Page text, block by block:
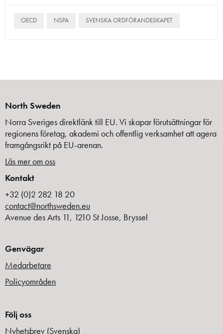
OECD NSPA SVENSKA ORDFÖRANDESKAPET
North Sweden
Norra Sveriges direktlänk till EU. Vi skapar förutsättningar för
regionens företag, akademi och offentlig verksamhet att agera
framgångsrikt på EU-arenan.
Läs mer om oss
Kontakt
+32 (0)2 282 18 20
contact@northsweden.eu
Avenue des Arts 11, 1210 St Josse, Bryssel
Genvägar
Medarbetare
Policyområden
Följ oss
Nyhetsbrev (Svenska)